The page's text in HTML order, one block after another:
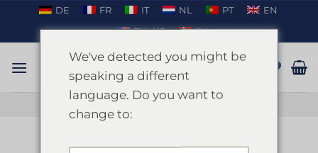
Fortsæt
indhold
DE FR IT NL PT
EN
EN_US
DA
TAL PÅ WHATSAPP
MÅNEDLIGE ARKIVER:APRIL 2024
We've detected you might be
speaking a different
language. Do you want to
change to: